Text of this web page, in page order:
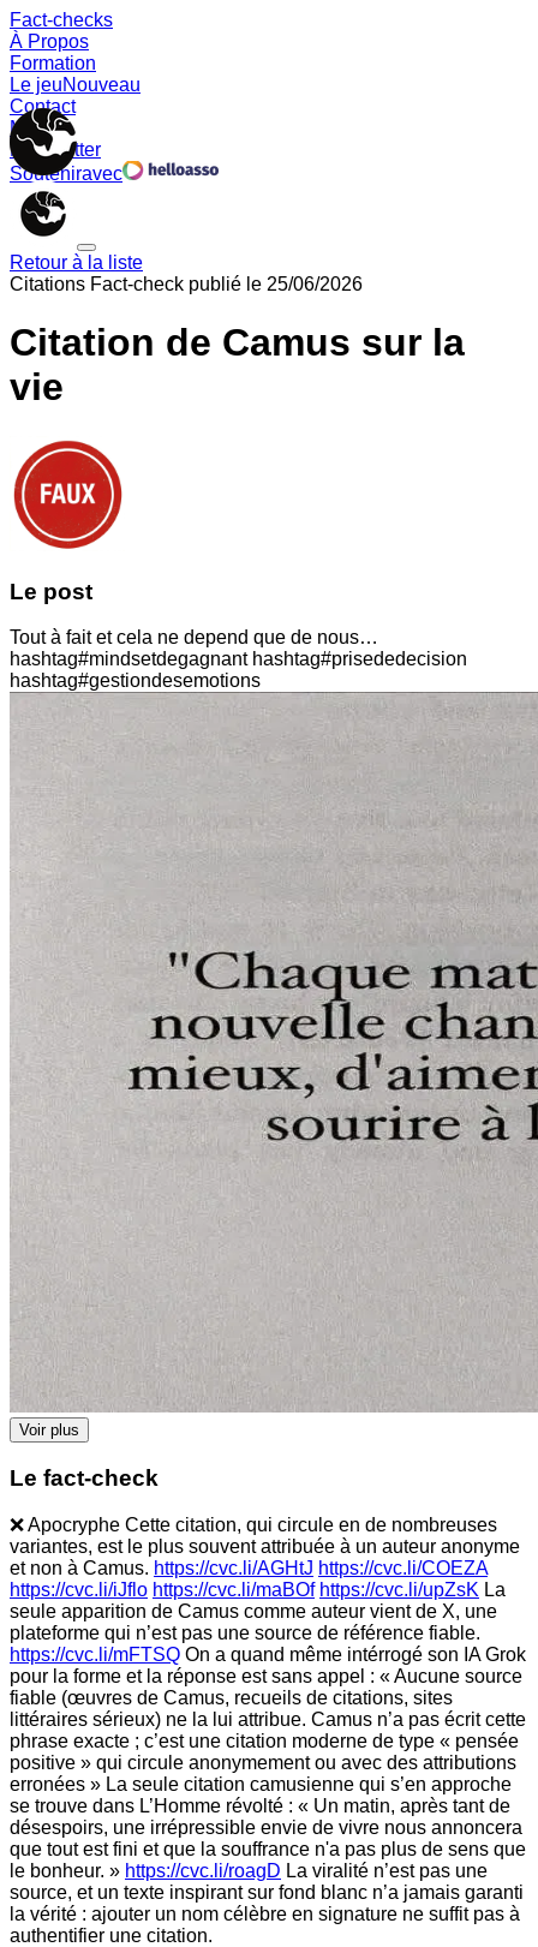
Fact-checks
À Propos
Formation
Le jeuNouveau
Contact
Memes
Newsletter
Souteniravec
Retour à la liste
Citations Fact-check publié le 25/06/2026
Citation de Camus sur la
vie
Le post
Tout à fait et cela ne depend que de nous…
hashtag#mindsetdegagnant hashtag#prisededecision
hashtag#gestiondesemotions
Voir plus
Le fact-check
❌ Apocryphe Cette citation, qui circule en de nombreuses
variantes, est le plus souvent attribuée à un auteur anonyme
et non à Camus. https://cvc.li/AGHtJ https://cvc.li/COEZA
https://cvc.li/iJflo https://cvc.li/maBOf https://cvc.li/upZsK La
seule apparition de Camus comme auteur vient de X, une
plateforme qui n’est pas une source de référence fiable.
https://cvc.li/mFTSQ On a quand même intérrogé son IA Grok
pour la forme et la réponse est sans appel : « Aucune source
fiable (œuvres de Camus, recueils de citations, sites
littéraires sérieux) ne la lui attribue. Camus n’a pas écrit cette
phrase exacte ; c’est une citation moderne de type « pensée
positive » qui circule anonymement ou avec des attributions
erronées » La seule citation camusienne qui s’en approche
se trouve dans L’Homme révolté : « Un matin, après tant de
désespoirs, une irrépressible envie de vivre nous annoncera
que tout est fini et que la souffrance n'a pas plus de sens que
le bonheur. » https://cvc.li/roagD La viralité n’est pas une
source, et un texte inspirant sur fond blanc n’a jamais garanti
la vérité : ajouter un nom célèbre en signature ne suffit pas à
authentifier une citation.